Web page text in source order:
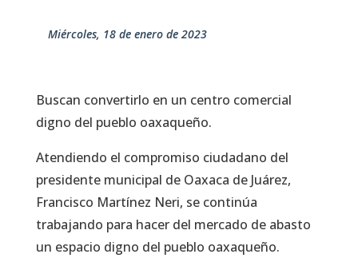
miércoles, 18 de enero de 2023
Buscan convertirlo en un centro comercial
digno del pueblo oaxaqueño.
Atendiendo el compromiso ciudadano del
presidente municipal de Oaxaca de Juárez,
Francisco Martínez Neri, se continúa
trabajando para hacer del mercado de abasto
un espacio digno del pueblo oaxaqueño.